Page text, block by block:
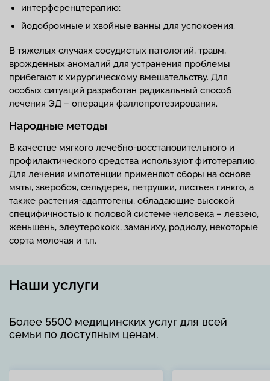
интерференцтерапию;
йодобромные и хвойные ванны для успокоения.
В тяжелых случаях сосудистых патологий, травм,
врожденных аномалий для устранения проблемы
прибегают к хирургическому вмешательству. Для
особых ситуаций разработан радикальный способ
лечения ЭД – операция фаллопротезирования.
Народные методы
В качестве мягкого лечебно-восстановительного и
профилактического средства используют фитотерапию.
Для лечения импотенции применяют сборы на основе
мяты, зверобоя, сельдерея, петрушки, листьев гинкго, а
также растения-адаптогены, обладающие высокой
специфичностью к половой системе человека – левзею,
женьшень, элеутерококк, заманиху, родиолу, некоторые
сорта молочая и т.п.
Наши услуги
Более 5500 медицинских услуг для всей
семьи по доступным ценам.